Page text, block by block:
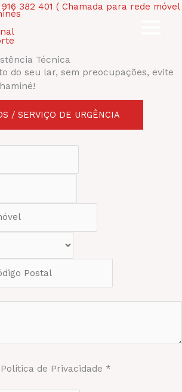
382 401 ( Chamada para rede móvel
Técnica
do seu lar, sem preocupações, evite
/ SERVIÇO DE URGÊNCIA
de Privacidade *